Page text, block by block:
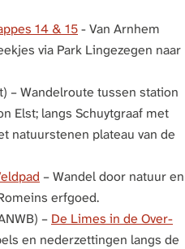
14 & 15- Van Arnhem
via Park Lingezegen naar
– Wandelroute tussen station
Elst; langs Schuytgraaf met
natuurstenen plateau van de
– Wandel door natuur en
erfgoed.
– De Limes in de Over-
en nederzettingen langs de